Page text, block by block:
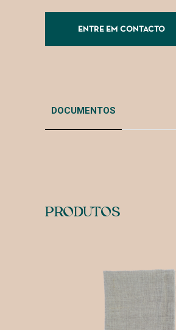
ENTRE EM CONTACTO
DOCUMENTOS
PRODUTOS